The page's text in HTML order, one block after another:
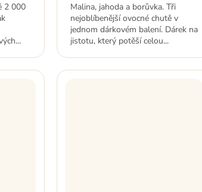
2 000
Malina, jahoda a borůvka. Tři
nejoblíbenější ovocné chutě v
jednom dárkovém balení. Dárek na
jistotu, který potěší celou...